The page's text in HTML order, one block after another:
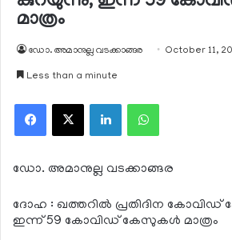
മാത്രം
ഡോ. അമാനുല്ല വടക്കാങ്ങര October 11,
Less than a minute
Facebook
X LinkedInWhatsApp
ഡോ. അമാനുല്ല വടക്കാങ്ങര
ദോഹ : ഖത്തറില്‍ പ്രതിദിന
ഇന്ന് 59 കോവിഡ് കേസുകള്‍ മാത്രം